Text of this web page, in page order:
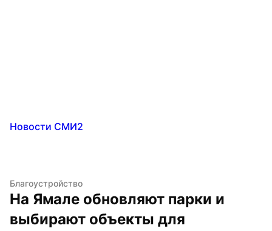
Новости СМИ2
Благоустройство
На Ямале обновляют парки и
выбирают объекты для